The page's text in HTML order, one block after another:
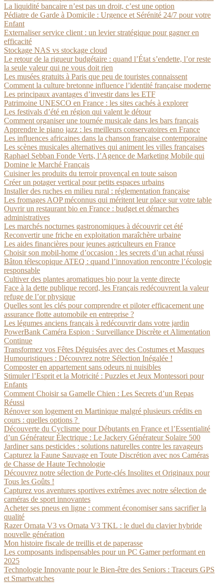
La liquidité bancaire n’est pas un droit, c’est une option
Pédiatre de Garde à Domicile : Urgence et Sérénité 24/7 pour votre
Enfant
Externaliser service client : un levier stratégique pour gagner en
efficacité
Stockage NAS vs stockage cloud
Le retour de la rigueur budgétaire : quand l’État s’endette, l’or reste
la seule valeur qui ne vous doit rien
Les musées gratuits à Paris que peu de touristes connaissent
Comment la culture bretonne influence l’identité française moderne
Les principaux avantages d’investir dans les ETF
Patrimoine UNESCO en France : les sites cachés à explorer
Les festivals d’été en région qui valent le détour
Comment organiser une tournée musicale dans les bars français
Apprendre le piano jazz : les meilleurs conservatoires en France
Les influences africaines dans la chanson française contemporaine
Les scènes musicales alternatives qui animent les villes françaises
Raphael Sebban Fonde Verts, l’Agence de Marketing Mobile qui
Domine le Marché Français
Cuisiner les produits du terroir provençal en toute saison
Créer un potager vertical pour petits espaces urbains
Installer des ruches en milieu rural : réglementation française
Les fromages AOP méconnus qui méritent leur place sur votre table
Ouvrir un restaurant bio en France : budget et démarches
administratives
Les marchés nocturnes gastronomiques à découvrir cet été
Reconvertir une friche en exploitation maraîchère urbaine
Les aides financières pour jeunes agriculteurs en France
Choisir son mobil-home d’occasion : les secrets d’un achat réussi
Bâton télescopique ATEQ : quand l’innovation rencontre l’écologie
responsable
Cultiver des plantes aromatiques bio pour la vente directe
Face à la dette publique record, les Français redécouvrent la valeur
refuge de l’or physique
Quelles sont les clés pour comprendre et piloter efficacement une
assurance flotte automobile en entreprise ?
Les légumes anciens français à redécouvrir dans votre jardin
PowerBank Caméra Espion : Surveillance Discrète et Alimentation
Continue
Transformez vos Fêtes Déguisées avec des Costumes et Masques
Humouristiques : Découvrez notre Sélection Inégalée !
Composter en appartement sans odeurs ni nuisibles
Stimuler l’Esprit et la Motricité : Puzzles et Jeux Montessori pour
Enfants
Comment Choisir sa Gamelle Chien : Les Secrets d’un Repas
Réussi
Rénover son logement en Martinique malgré plusieurs crédits en
cours : quelles options ?
Découverte du Cyclisme pour Débutants en France et l’Essentialité
d’un Générateur Électrique : Le Jackery Générateur Solaire 500
Jardiner sans pesticides : solutions naturelles contre les ravageurs
Capturez la Faune Sauvage en Toute Discrétion avec nos Caméras
de Chasse de Haute Technologie
Découvrez notre sélection de Porte-clés Insolites et Originaux pour
Tous les Goûts !
Capturez vos aventures sportives extrêmes avec notre sélection de
caméras de sport innovantes
Acheter ses pneus en ligne : comment économiser sans sacrifier la
qualité
Razer Ornata V3 vs Ornata V3 TKL : le duel du clavier hybride
nouvelle génération
Mon histoire fiscale de treillis et de paperasse
Les composants indispensables pour un PC Gamer performant en
2025
Technologie Innovante pour le Bien-être des Seniors : Traceurs GPS
et Smartwatches